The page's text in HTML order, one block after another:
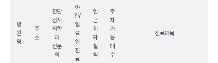
병
원
명
주
소
진단
검사
의학
과
전문
의
야
간/
일
요
일
진
료
인
근
지
하
철
역
주
차
가
능
대
수
진료과목